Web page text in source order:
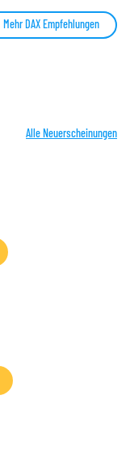
Mehr DAX Empfehlungen
Alle Neuerscheinungen